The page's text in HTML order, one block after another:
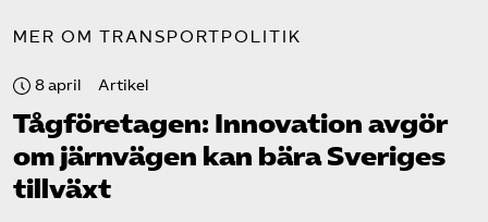
MER OM TRANSPORTPOLITIK
8 april Artikel
Tåg­företagen: Innovation avgör
om järnvägen kan bära Sveriges
tillväxt